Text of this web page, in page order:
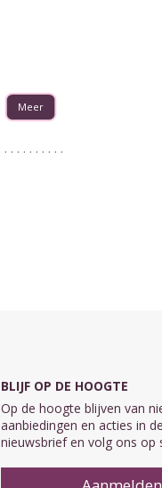
Meer
BLIJF OP DE HOOGTE
Op de hoogte blijven van
aanbiedingen en acties in
nieuwsbrief en volg ons op